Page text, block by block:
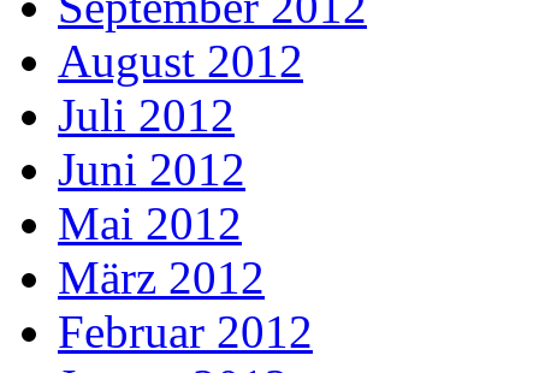
August 2012
Juli 2012
Juni 2012
Mai 2012
März 2012
Februar 2012